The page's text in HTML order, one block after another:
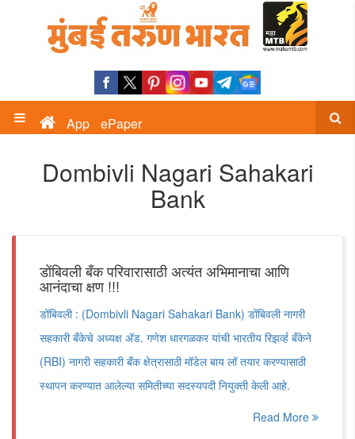
App ePaper
Dombivli Nagari Sahakari
Bank
डोंबिवली बँक परिवारासाठी अत्यंत अभिमानाचा आणि
आनंदाचा क्षण !!!
डोंबिवली : (Dombivli Nagari Sahakari Bank) डोंबिवली नागरी
सहकारी बँकेचे अध्यक्ष ॲड. गणेश धारगळकर यांची भारतीय रिझर्व्ह बँकेने
(RBI) नागरी सहकारी बँक क्षेत्रासाठी मॉडेल बाय लॉ तयार करण्यासाठी
स्थापन करण्यात आलेल्या समितीच्या सदस्यपदी नियुक्ती केली आहे.
Read More